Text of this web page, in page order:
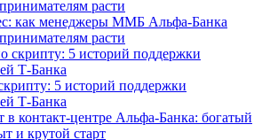
как менеджеры ММБ Альфа-Банка
расти
5 историй поддержки
Т-Банка